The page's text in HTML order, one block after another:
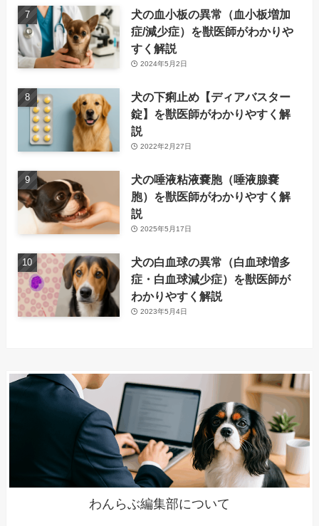
犬の血小板の異常（血小板増加
症/減少症）を獣医師がわかりや
すく解説
2024年5月2日
犬の下痢止め【ディアバスター
錠】を獣医師がわかりやすく解
説
2022年2月27日
犬の唾液粘液嚢胞（唾液腺嚢
胞）を獣医師がわかりやすく解
説
2025年5月17日
犬の白血球の異常（白血球増多
症・白血球減少症）を獣医師が
わかりやすく解説
2023年5月4日
わんらぶ編集部について